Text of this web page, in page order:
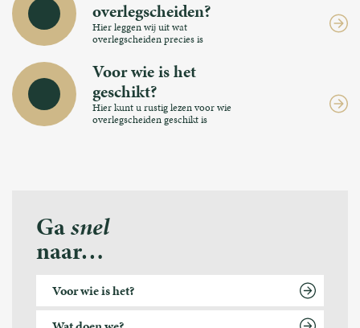
overlegscheiden?
Hier leggen wij uit wat
overlegscheiden precies is
Voor wie is het
geschikt?
Hier kunt u rustig lezen voor wie
overlegscheiden geschikt is
Gasnel
naar…
Voor wie is het?